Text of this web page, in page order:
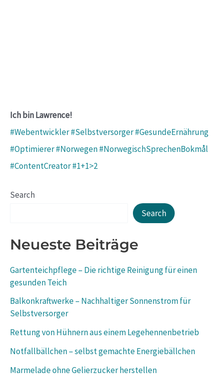
Ich bin Lawrence!
#Webentwickler #Selbstversorger #GesundeErnährung
#Optimierer #Norwegen #NorwegischSprechenBokmål
#ContentCreator #1+1>2
Search
Search
Neueste Beiträge
Gartenteichpflege – Die richtige Reinigung für einen
gesunden Teich
Balkonkraftwerke – Nachhaltiger Sonnenstrom für
Selbstversorger
Rettung von Hühnern aus einem Legehennenbetrieb
Notfallbällchen – selbst gemachte Energiebällchen
Marmelade ohne Gelierzucker herstellen